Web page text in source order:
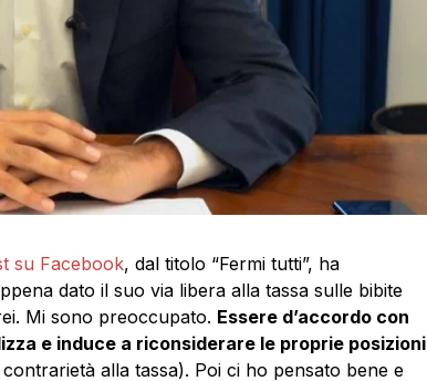
su Facebook, dal titolo “Fermi tutti”, ha
dato il suo via libera alla tassa sulle bibite
Mi sono preoccupato. Essere d’accordo con
e induce a riconsiderare le proprie posizioni
alla tassa). Poi ci ho pensato bene e